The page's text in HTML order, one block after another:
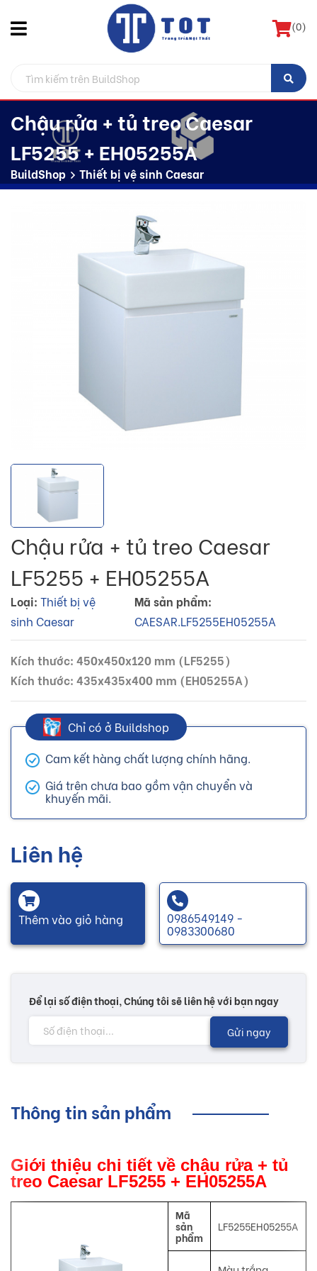
(0)
Chậu rửa + tủ treo Caesar
LF5255 + EH05255A
BuildShop Thiết bị vệ sinh Caesar
Chậu rửa + tủ treo Caesar
LF5255 + EH05255A
Loại: Thiết bị vệ
sinh Caesar
Mã sản phẩm:
CAESAR.LF5255EH05255A
Kích thước: 450x450x120 mm (LF5255)
Kích thước: 435x435x400 mm (EH05255A)
Chỉ có ở Buildshop
Cam kết hàng chất lượng chính hãng.
Giá trên chưa bao gồm vận chuyển và
khuyến mãi.
Liên hệ
Thêm vào giỏ hàng 0986549149 -
0983300680
Để lại số điện thoại, Chúng tôi sẽ liên hệ với bạn ngay
Gửi ngay
Thông tin sản phẩm
Giới thiệu chi tiết về chậu rửa + tủ
treo Caesar LF5255 + EH05255A
Mã
sản
phẩm
LF5255EH05255A